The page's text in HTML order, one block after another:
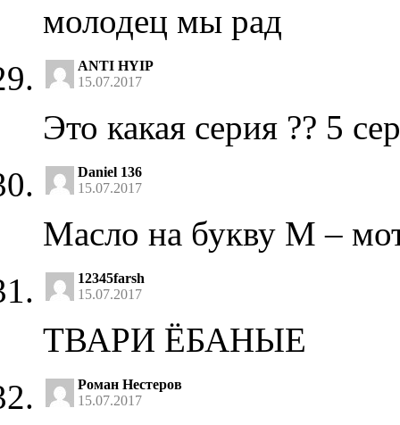
молодец мы рад
ANTI HYIP
15.07.2017
Это какая серия ?? 5
Daniel 136
15.07.2017
Масло на букву М –
12345farsh
15.07.2017
ТВАРИ ЁБАНЫЕ
Роман Нестеров
15.07.2017